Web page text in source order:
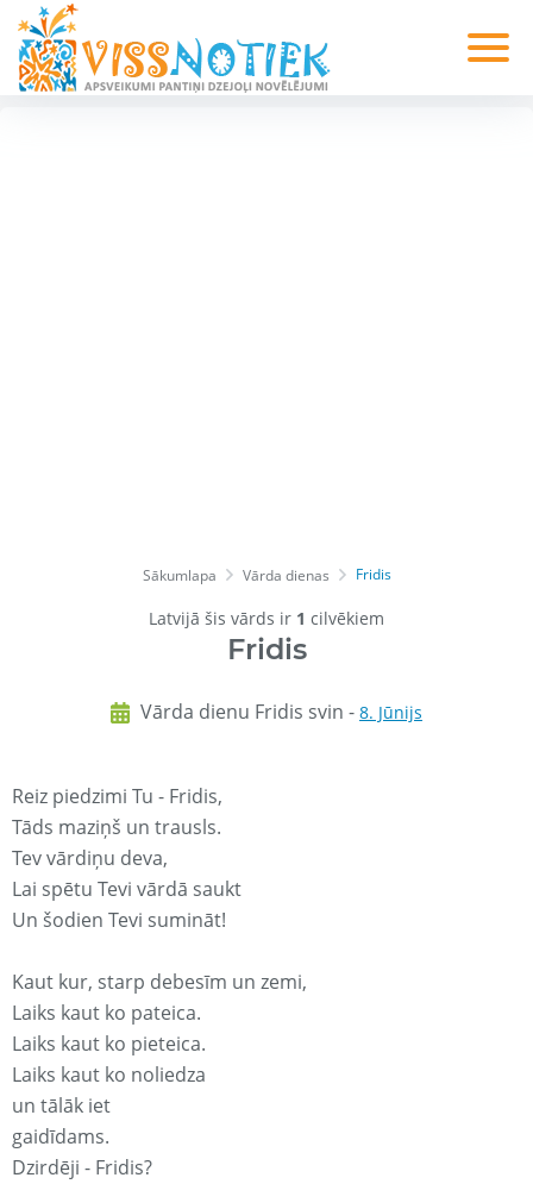
Sākumlapa Vārda dienas Fridis
Latvijā šis vārds ir 1 cilvēkiem
Fridis
Vārda dienu Fridis svin - 8. Jūnijs
Reiz piedzimi Tu - Fridis,
Tāds maziņš un trausls.
Tev vārdiņu deva,
Lai spētu Tevi vārdā saukt
Un šodien Tevi sumināt!
Kaut kur, starp debesīm un zemi,
Laiks kaut ko pateica.
Laiks kaut ko pieteica.
Laiks kaut ko noliedza
un tālāk iet
gaidīdams.
Dzirdēji - Fridis?